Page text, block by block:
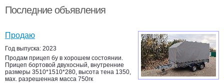
Последние объявления
Продаю
Год выпуска: 2023
Продам прицеп бу в хорошем состоянии.
Прицеп бортовой двухосный, внутренние
размеры 3510*1510*280, высота тена 1350,
мах. разрешенная масса 750гк